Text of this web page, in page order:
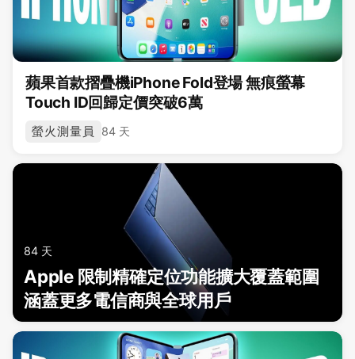
蘋果首款摺疊機iPhone Fold登場 無痕螢幕
Touch ID回歸定價突破6萬
螢火測量員 84 天
84 天
Apple 限制精確定位功能擴大覆蓋範圍
涵蓋更多電信商與全球用戶